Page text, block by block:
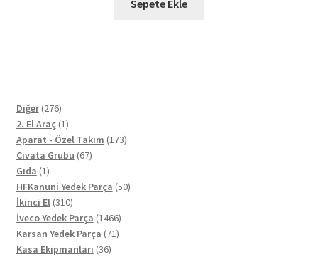
Sepete Ekle
Diğer 276276
ürün
2. El Araç 11
ürün
Aparat - Özel Takım 173173
Civata Grubu 6767
Gıda 11
ürün
HFKanuni Yedek Parça 5050
İkinci El 310310
ürün
İveco Yedek Parça 14661466
ürün
Karsan Yedek Parça 7171
Kasa Ekipmanları 3636